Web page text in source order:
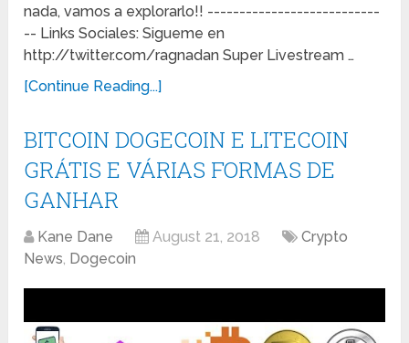
nada, vamos a explorarlo!! ---------------------------
-- Links Sociales: Sigueme en
http://twitter.com/ragnadan Super Livestream …
[Continue Reading...]
BITCOIN DOGECOIN E LITECOIN
GRÁTIS E VÁRIAS FORMAS DE
GANHAR
Kane Dane August 21, 2018
Crypto
News, Dogecoin